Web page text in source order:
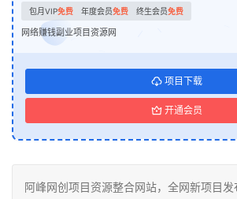
包月VIP免费 年度会员免费 终生会员免费
网络赚钱副业项目资源网
项目下载
开通会员
阿峰网创项目资源整合网站，全网新项目